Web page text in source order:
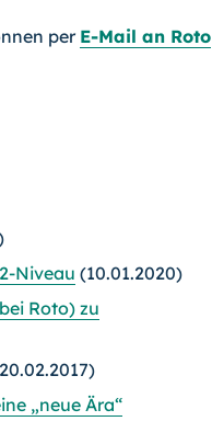
per E-Mail an Roto
Niveau (10.01.2020)
Roto) zu
„neue Ära“